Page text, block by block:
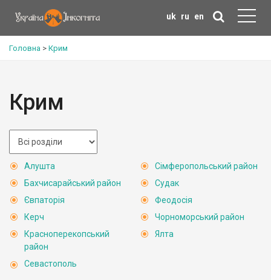
uk ru en
Головна > Крим
Крим
Алушта
Бахчисарайський район
Євпаторія
Керч
Красноперекопський
район
Севастополь
Сімферопольський район
Судак
Феодосія
Чорноморський район
Ялта